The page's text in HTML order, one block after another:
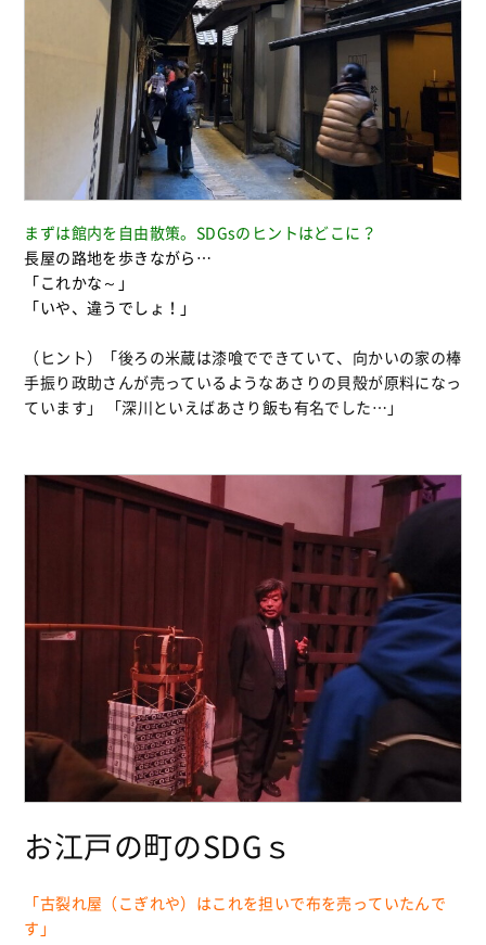
まずは館内を自由散策。SDGsのヒントはどこに？
長屋の路地を歩きながら…
「これかな～」
「いや、違うでしょ！」
（ヒント）「後ろの米蔵は漆喰でできていて、向かいの家の棒
手振り政助さんが売っているようなあさりの貝殻が原料になっ
ています」 「深川といえばあさり飯も有名でした…」
お江戸の町のSDGｓ
「古裂れ屋（こぎれや）はこれを担いで布を売っていたんで
す」